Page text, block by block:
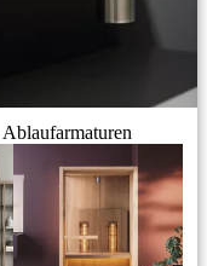
Ablaufarmaturen